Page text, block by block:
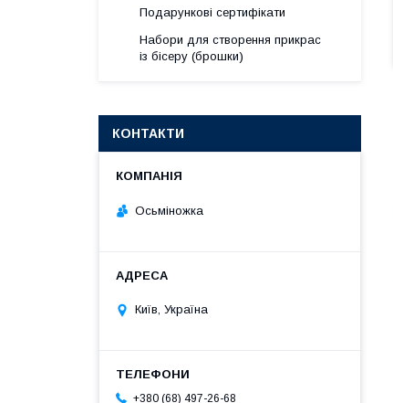
Подарункові сертифікати
Набори для створення прикрас
із бісеру (брошки)
КОНТАКТИ
Осьміножка
Київ, Україна
+380 (68) 497-26-68